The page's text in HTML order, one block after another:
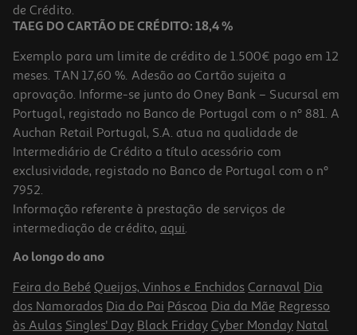
de Crédito.
TAEG DO CARTÃO DE CRÉDITO: 18,4 %
Exemplo para um limite de crédito de 1.500€ pago em 12
meses. TAN 17,60 %. Adesão ao Cartão sujeita a
aprovação. Informe-se junto do Oney Bank – Sucursal em
Portugal, registado no Banco de Portugal com o nº 881. A
Auchan Retail Portugal, S.A. atua na qualidade de
Intermediário de Crédito a título acessório com
exclusividade, registado no Banco de Portugal com o nº
7952.
Informação referente à prestação de serviços de
intermediação de crédito, aqui.
Ao longo do ano
Feira do Bebé Queijos, Vinhos e Enchidos Carnaval Dia
dos Namorados Dia do Pai Páscoa Dia da Mãe Regresso
às Aulas Singles' Day Black Friday Cyber Monday Natal